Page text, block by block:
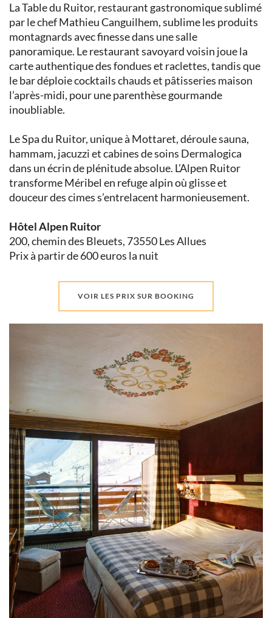
La Table du Ruitor, restaurant gastronomique sublimé
par le chef Mathieu Canguilhem, sublime les produits
montagnards avec finesse dans une salle
panoramique. Le restaurant savoyard voisin joue la
carte authentique des fondues et raclettes, tandis que
le bar déploie cocktails chauds et pâtisseries maison
l’après-midi, pour une parenthèse gourmande
inoubliable.
Le Spa du Ruitor, unique à Mottaret, déroule sauna,
hammam, jacuzzi et cabines de soins Dermalogica
dans un écrin de plénitude absolue. L’Alpen Ruitor
transforme Méribel en refuge alpin où glisse et
douceur des cimes s’entrelacent harmonieusement.
Hôtel Alpen Ruitor
200, chemin des Bleuets, 73550 Les Allues
Prix à partir de 600 euros la nuit
VOIR LES PRIX SUR BOOKING